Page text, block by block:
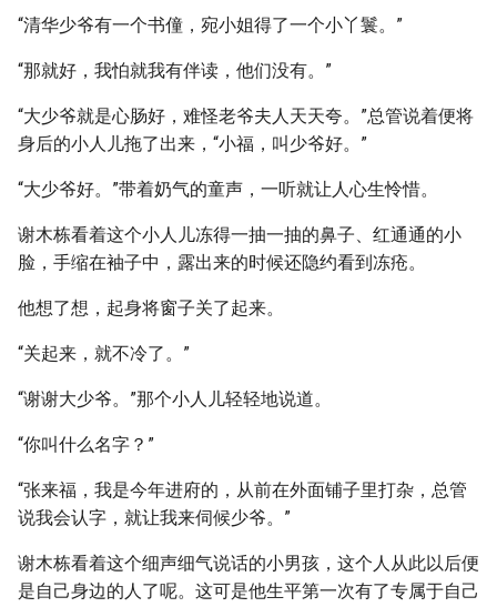
“清华少爷有一个书僮，宛小姐得了一个小丫鬟。”
“那就好，我怕就我有伴读，他们没有。”
“大少爷就是心肠好，难怪老爷夫人天天夸。”总管说着便将
身后的小人儿拖了出来，“小福，叫少爷好。”
“大少爷好。”带着奶气的童声，一听就让人心生怜惜。
谢木栋看着这个小人儿冻得一抽一抽的鼻子、红通通的小
脸，手缩在袖子中，露出来的时候还隐约看到冻疮。
他想了想，起身将窗子关了起来。
“关起来，就不冷了。”
“谢谢大少爷。”那个小人儿轻轻地说道。
“你叫什么名字？”
“张来福，我是今年进府的，从前在外面铺子里打杂，总管
说我会认字，就让我来伺候少爷。”
谢木栋看着这个细声细气说话的小男孩，这个人从此以后便
是自己身边的人了呢。这可是他生平第一次有了专属于自己